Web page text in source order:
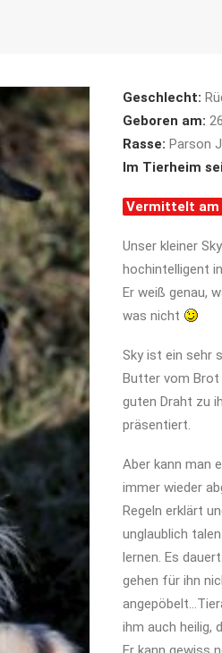
Geschlecht:
Geboren am:
Rasse: Parson
Im Tierheim
Vermittelt am
Unser kleiner
hochintelligent
Er weiß genau,
was nicht
Sky ist ein sehr
Butter vom Brot
guten Draht zu
präsentiert.
Aber kann man
immer wieder
Regeln erklärt
unglaublich
lernen. Es
gehen für ihn
ihm auch heilig,